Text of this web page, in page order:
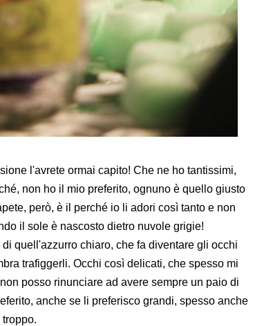
l'avrete ormai capito! Che ne ho tantissimi,
non ho il mio preferito, ognuno è quello giusto
però, è il perché io li adori così tanto e non
il sole è nascosto dietro nuvole grigie!
di quell'azzurro chiaro, che fa diventare gli occhi
trafiggerli. Occhi così delicati, che spesso mi
posso rinunciare ad avere sempre un paio di
anche se li preferisco grandi, spesso anche
troppo.